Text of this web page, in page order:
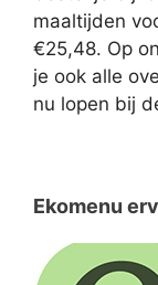
maaltijden
€25,48. Op
je ook alle
nu lopen bij
Ekomenu